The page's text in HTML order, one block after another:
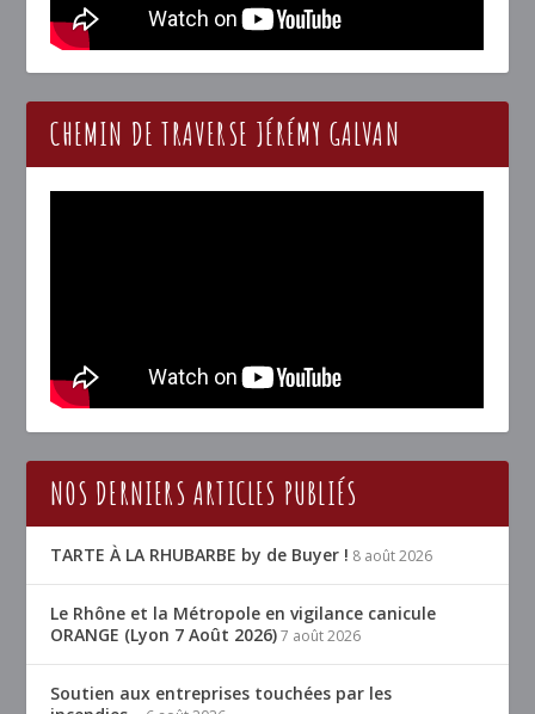
CHEMIN DE TRAVERSE JÉRÉMY GALVAN
NOS DERNIERS ARTICLES PUBLIÉS
TARTE À LA RHUBARBE by de Buyer ! 8 août 2026
Le Rhône et la Métropole en vigilance canicule
ORANGE (Lyon 7 Août 2026) 7 août 2026
Soutien aux entreprises touchées par les